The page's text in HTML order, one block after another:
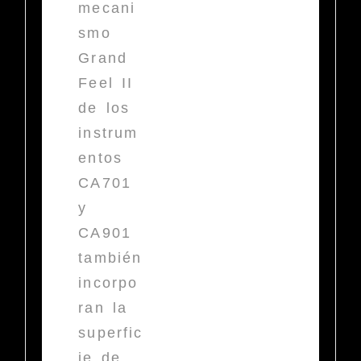
mecani
smo
Grand
Feel II
de los
instrum
entos
CA701
y
CA901
también
incorpo
ran la
superfic